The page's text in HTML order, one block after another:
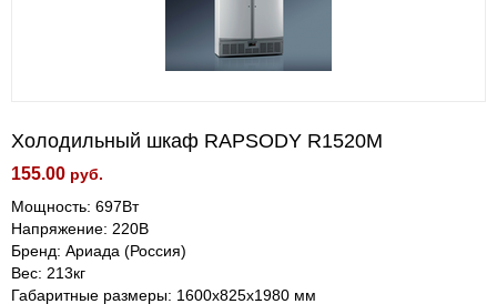
Холодильный шкаф RAPSODY R1520М
155.00 руб.
Мощность: 697Вт
Напряжение: 220В
Бренд: Ариада (Россия)
Вес: 213кг
Габаритные размеры: 1600х825х1980 мм